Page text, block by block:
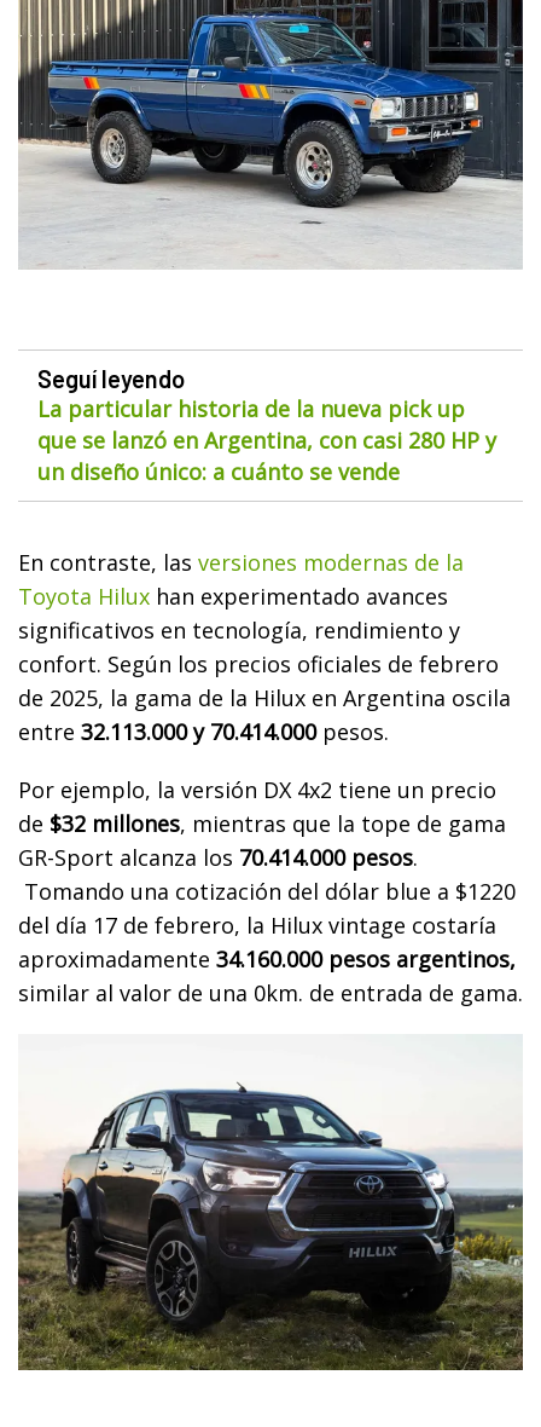
Seguí leyendo
La particular historia de la nueva pick up
que se lanzó en Argentina, con casi 280 HP y
un diseño único: a cuánto se vende
En contraste, las versiones modernas de la
Toyota Hilux han experimentado avances
significativos en tecnología, rendimiento y
confort. Según los precios oficiales de febrero
de 2025, la gama de la Hilux en Argentina oscila
entre 32.113.000 y 70.414.000pesos.
Por ejemplo, la versión DX 4x2 tiene un precio
de $32 millones, mientras que la tope de gama
GR-Sport alcanza los 70.414.000 pesos.
Tomando una cotización del dólar blue a $1220
del día 17 de febrero, la Hilux vintage costaría
aproximadamente 34.160.000 pesos argentinos,
similar al valor de una 0km. de entrada de gama.